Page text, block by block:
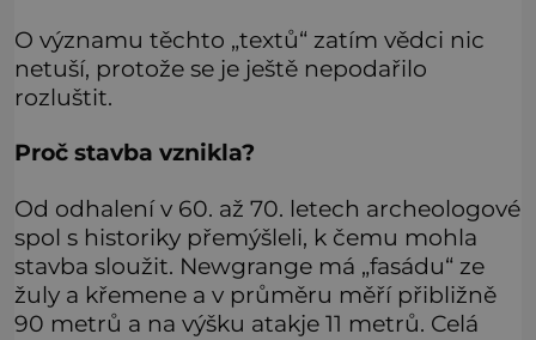
O významu těchto „textů“ zatím vědci nic
netuší, protože se je ještě nepodařilo
rozluštit.
Proč stavba vznikla?
Od odhalení v 60. až 70. letech archeologové
spol s historiky přemýšleli, k čemu mohla
stavba sloužit. Newgrange má „fasádu“ ze
žuly a křemene a v průměru měří přibližně
90 metrů a na výšku atakje 11 metrů. Celá